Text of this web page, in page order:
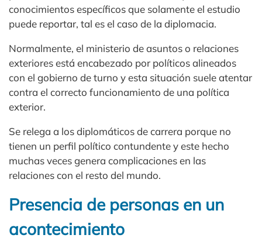
conocimientos específicos que solamente el estudio
puede reportar, tal es el caso de la diplomacia.
Normalmente, el ministerio de asuntos o relaciones
exteriores está encabezado por políticos alineados
con el gobierno de turno y esta situación suele atentar
contra el correcto funcionamiento de una política
exterior.
Se relega a los diplomáticos de carrera porque no
tienen un perfil político contundente y este hecho
muchas veces genera complicaciones en las
relaciones con el resto del mundo.
Presencia de personas en un
acontecimiento